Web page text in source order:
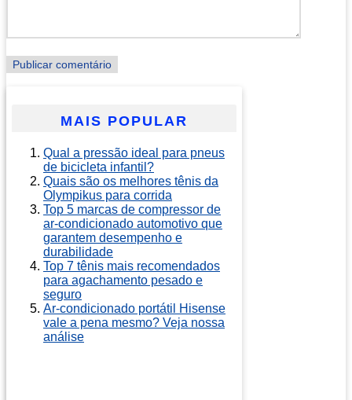
MAIS POPULAR
Qual a pressão ideal para pneus
de bicicleta infantil?
Quais são os melhores tênis da
Olympikus para corrida
Top 5 marcas de compressor de
ar-condicionado automotivo que
garantem desempenho e
durabilidade
Top 7 tênis mais recomendados
para agachamento pesado e
seguro
Ar-condicionado portátil Hisense
vale a pena mesmo? Veja nossa
análise